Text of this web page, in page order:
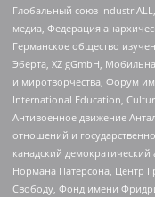
Глобальный союз
медиа, Федерация
Германское общество
Эберта, XZ gGmbH,
и миротворчества, Форум
International Education,
Антивоенное движение
отношений и
канадский
Нормана Патерсона, Центр
Свободу, Фонд имени